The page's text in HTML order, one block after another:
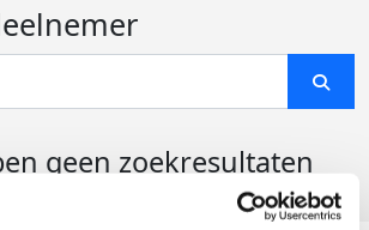
geen zoekresultaten